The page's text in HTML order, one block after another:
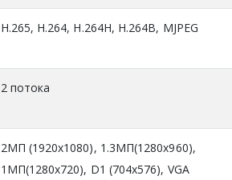
H.265, H.264, H.264H, H.264B, MJPEG
2 потока
2МП (1920x1080), 1.3MП(1280x960),
1МП(1280x720), D1 (704x576), VGA